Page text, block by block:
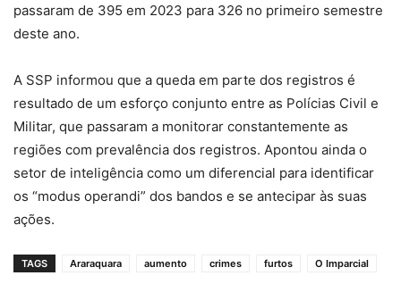
passaram de 395 em 2023 para 326 no primeiro semestre
deste ano.
A SSP informou que a queda em parte dos registros é
resultado de um esforço conjunto entre as Polícias Civil e
Militar, que passaram a monitorar constantemente as
regiões com prevalência dos registros. Apontou ainda o
setor de inteligência como um diferencial para identificar
os “modus operandi” dos bandos e se antecipar às suas
ações.
TAGS Araraquara aumento crimes furtos O Imparcial